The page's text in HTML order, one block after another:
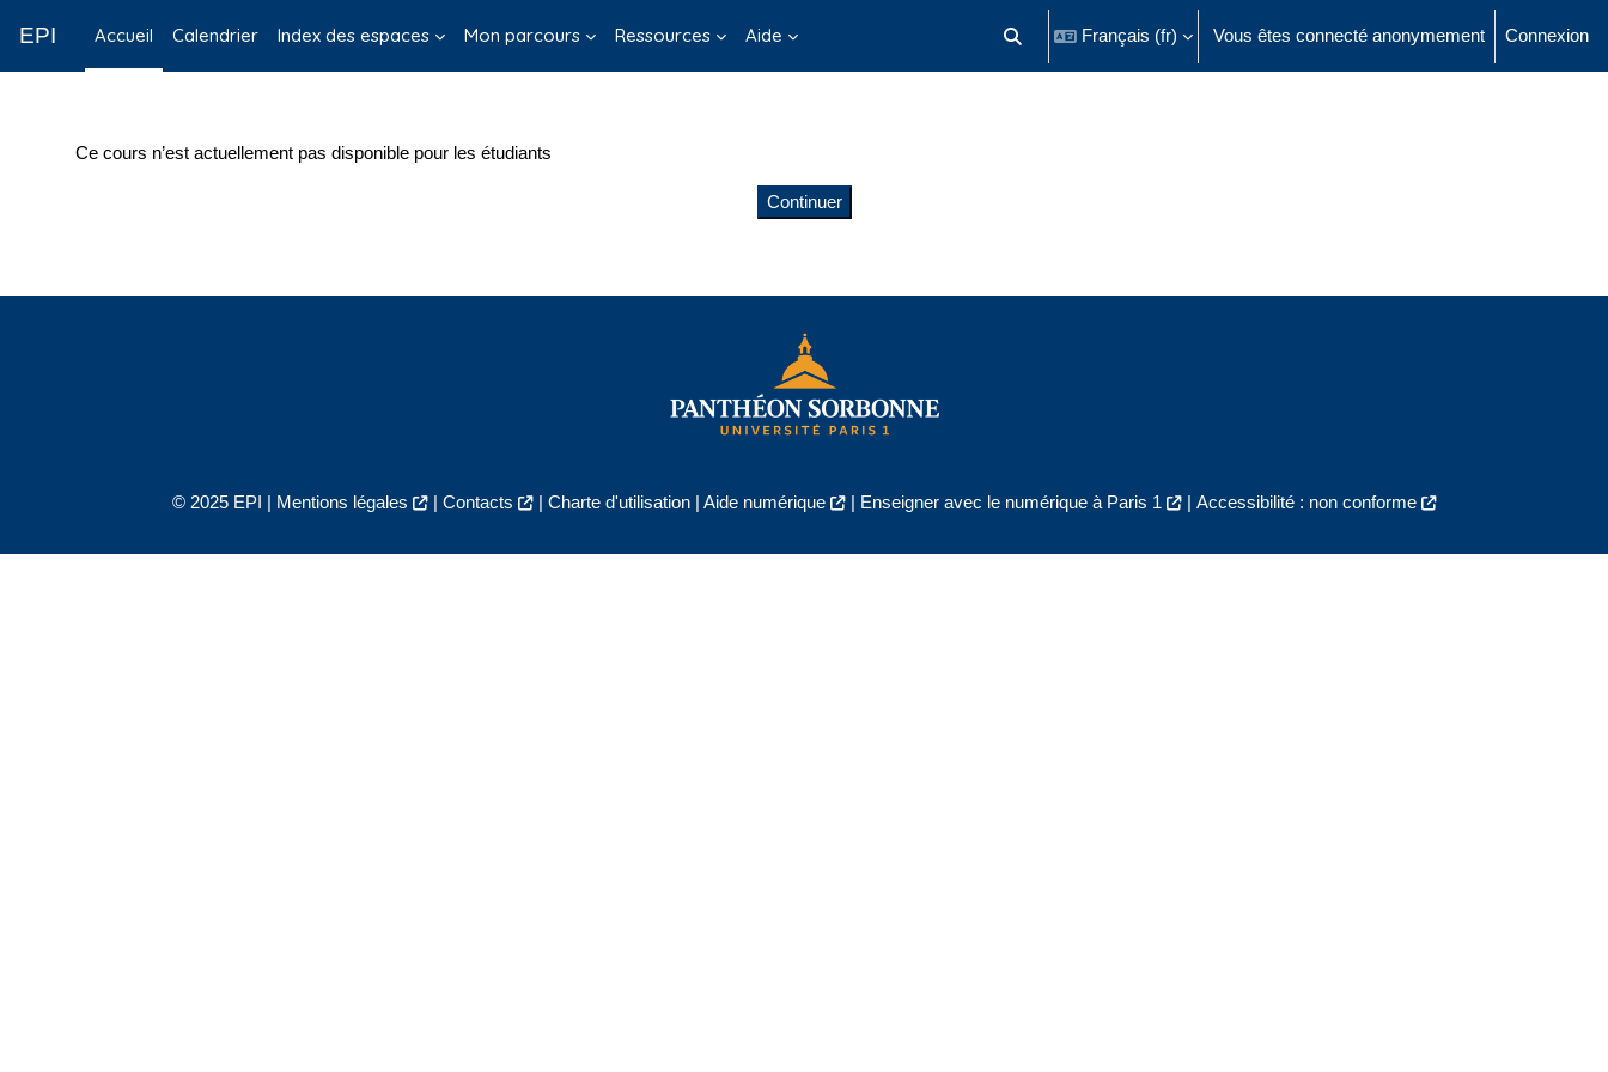
EPI Accueil Calendrier Index des espaces Mon parcours Ressources Aide Activer/désactiver la saisie de recherche
Français ‎(fr)‎ Vous êtes connecté anonymement Connexion
Ce cours n’est actuellement pas disponible pour les étudiants
Continuer
© 2025 EPI | Mentions légales | Contacts | Charte d'utilisation| Aide numérique | Enseigner avec le numérique à Paris 1 | Accessibilité : non conforme